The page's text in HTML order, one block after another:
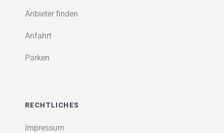
Anbieter finden
Anfahrt
Parken
RECHTLICHES
Impressum